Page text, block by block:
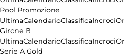
Pool Promozione
UltimaCalendarioClassificaIncroci
Girone B
UltimaCalendarioClassificaIncroci
Serie A Gold